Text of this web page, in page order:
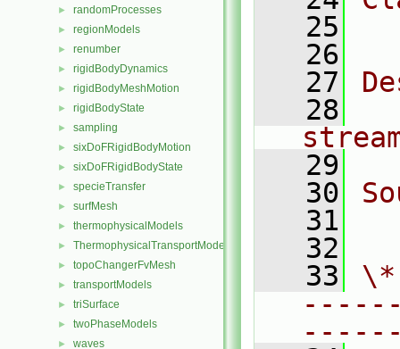
► randomProcesses
► regionModels
► renumber
► rigidBodyDynamics
► rigidBodyMeshMotion
► rigidBodyState
► sampling
► sixDoFRigidBodyMotion
► sixDoFRigidBodyState
► specieTransfer
► surfMesh
► thermophysicalModels
► ThermophysicalTransportModels
► topoChangerFvMesh
► transportModels
► triSurface
► twoPhaseModels
► waves
   25
   26
   27
   28
   29
   30
   31
   32
   33